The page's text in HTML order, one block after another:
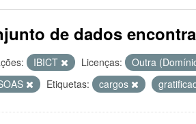
de dados
IBICT Licenças: Outra
Etiquetas: cargos